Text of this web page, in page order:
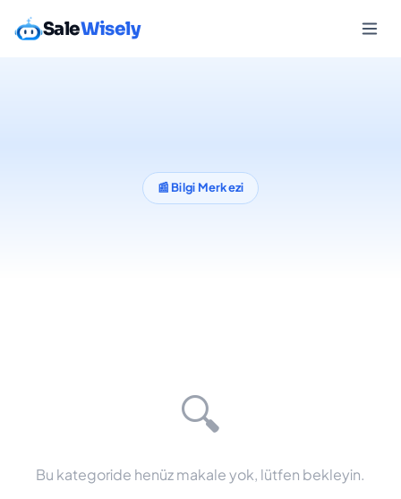
SaleWisely
📰 Bilgi Merkezi
🔍
Bu kategoride henüz makale yok, lütfen bekleyin.